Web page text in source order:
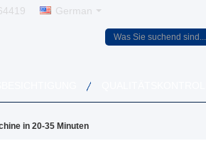
German
in 20-35 Minuten